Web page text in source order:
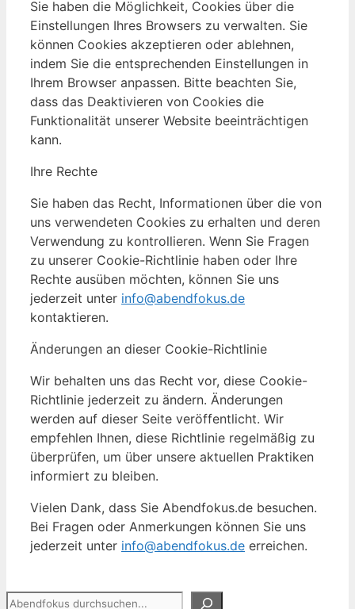
Sie haben die Möglichkeit, Cookies über die
Einstellungen Ihres Browsers zu verwalten. Sie
können Cookies akzeptieren oder ablehnen,
indem Sie die entsprechenden Einstellungen in
Ihrem Browser anpassen. Bitte beachten Sie,
dass das Deaktivieren von Cookies die
Funktionalität unserer Website beeinträchtigen
kann.
Ihre Rechte
Sie haben das Recht, Informationen über die von
uns verwendeten Cookies zu erhalten und deren
Verwendung zu kontrollieren. Wenn Sie Fragen
zu unserer Cookie-Richtlinie haben oder Ihre
Rechte ausüben möchten, können Sie uns
jederzeit unter info@abendfokus.de
kontaktieren.
Änderungen an dieser Cookie-Richtlinie
Wir behalten uns das Recht vor, diese Cookie-
Richtlinie jederzeit zu ändern. Änderungen
werden auf dieser Seite veröffentlicht. Wir
empfehlen Ihnen, diese Richtlinie regelmäßig zu
überprüfen, um über unsere aktuellen Praktiken
informiert zu bleiben.
Vielen Dank, dass Sie Abendfokus.de besuchen.
Bei Fragen oder Anmerkungen können Sie uns
jederzeit unter info@abendfokus.de erreichen.
Suchen